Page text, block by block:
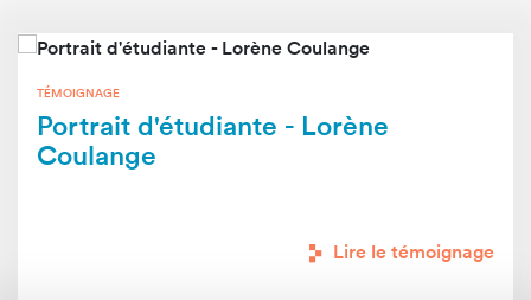
TÉMOIGNAGE
Portrait d'étudiante - Lorène
Coulange
Lire le témoignage